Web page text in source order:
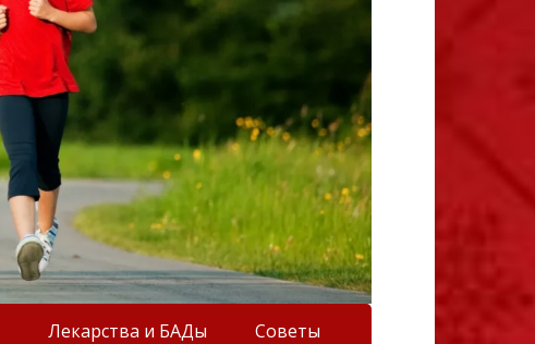
Лекарства и БАДы Советы